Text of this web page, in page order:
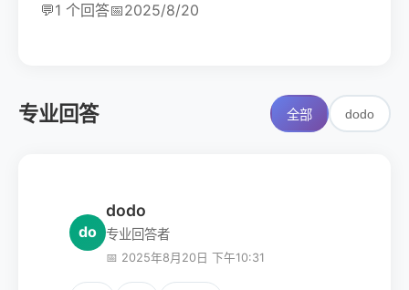
💬1 个回答📅2025/8/20
专业回答 全部 dodo
do
dodo
专业回答者
📅 2025年8月20日 下午10:31